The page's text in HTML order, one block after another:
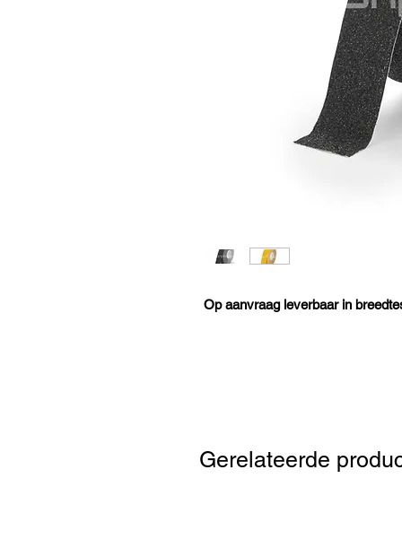
Op aanvraag leverbaar in
Gerelateerde